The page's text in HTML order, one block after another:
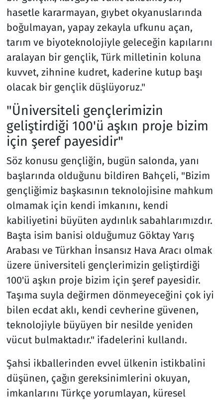
hasetle kararmayan, gıybet okyanuslarında
boğulmayan, yapay zekayla ufkunu açan,
tarım ve biyoteknolojiyle geleceğin kapılarını
aralayan bir gençlik, Türk milletinin koluna
kuvvet, zihnine kudret, kaderine kutup başı
olacak bir gençlik düşlüyoruz."
"Üniversiteli gençlerimizin
geliştirdiği 100'ü aşkın proje bizim
için şeref payesidir"
Söz konusu gençliğin, bugün salonda, yanı
başlarında olduğunu bildiren Bahçeli, "Bizim
gençliğimiz başkasının teknolojisine mahkum
olmamak için kendi imkanını, kendi
kabiliyetini büyüten aydınlık sabahlarımızdır.
Başta isim banisi olduğumuz Göktay Yarış
Arabası ve Türkhan İnsansız Hava Aracı olmak
üzere üniversiteli gençlerimizin geliştirdiği
100'ü aşkın proje bizim için şeref payesidir.
Taşıma suyla değirmen dönmeyeceğini çok iyi
bilen ecdat aklı, kendi cevherine güvenen,
teknolojiyle büyüyen bir nesilde yeniden
vücut bulmaktadır." ifadelerini kullandı.
Şahsi ikballerinden evvel ülkenin istikbalini
düşünen, çağın gereksinimlerini okuyan,
imkanlarını Türkçe yorumlayan, küresel